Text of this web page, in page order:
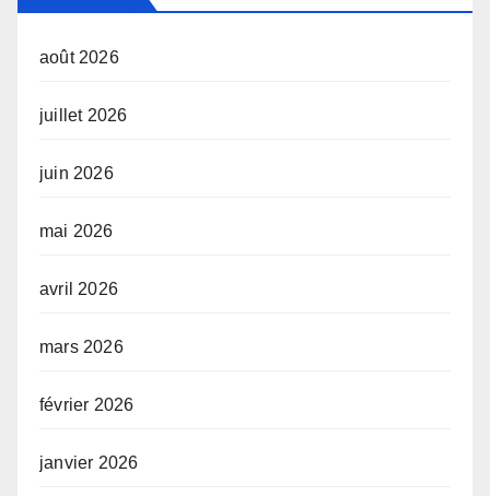
août 2026
juillet 2026
juin 2026
mai 2026
avril 2026
mars 2026
février 2026
janvier 2026